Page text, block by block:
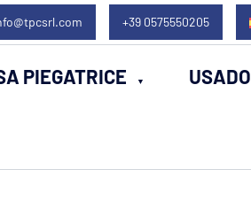
+39 0575550205
PIEGATRICE USADO